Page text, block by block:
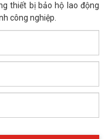
thiết bị bảo hộ lao động
công nghiệp.